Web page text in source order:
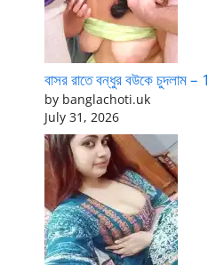
বাসর রাতে বন্ধুর বউকে চুদলাম – 1
by banglachoti.uk
July 31, 2026